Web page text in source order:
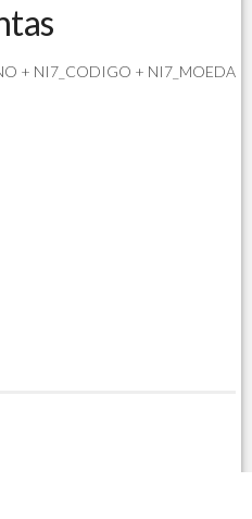
+ NI7_CODIGO + NI7_MOEDA